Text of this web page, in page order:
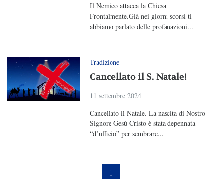
Il Nemico attacca la Chiesa.
Frontalmente.Già nei giorni scorsi ti
abbiamo parlato delle profanazioni...
Tradizione
Cancellato il S. Natale!
11 settembre 2024
Cancellato il Natale. La nascita di Nostro
Signore Gesù Cristo è stata depennata
“d’ufficio” per sembrare...
1